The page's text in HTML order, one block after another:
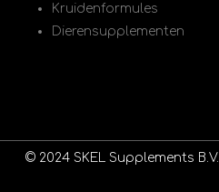
Kruidenformules
Dierensupplementen
© 2024 SKEL Supplements B.V.